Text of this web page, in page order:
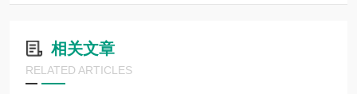
相关文章
RELATED ARTICLES